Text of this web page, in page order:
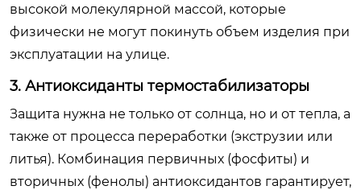
высокой молекулярной массой, которые
физически не могут покинуть объем изделия при
эксплуатации на улице.
3. Антиоксиданты термостабилизаторы
Защита нужна не только от солнца, но и от тепла, а
также от процесса переработки (экструзии или
литья). Комбинация первичных (фосфиты) и
вторичных (фенолы) антиоксидантов гарантирует,